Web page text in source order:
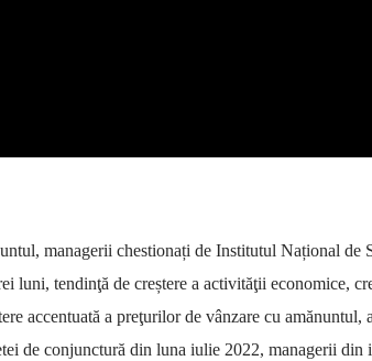
managerii chestionați de Institutul Național de
luni, tendinţă de creștere a activităţii economice,
accentuată a preţurilor de vânzare cu
de conjunctură din luna iulie 2022, managerii din